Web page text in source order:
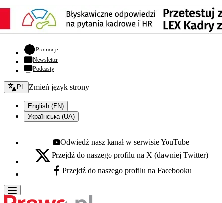
Promocje- otwiera się w nowej karcie
Newsletter
Podcasty
Zmień język - bieżący:
PL Zmień język strony
English (EN)
Українська (UA)
Youtube - otwiera się w nowej karcie
Odwiedź nasz kanał w serwisie YouTube
X - otwiera się w nowej karcie
Przejdź do naszego profilu na X (dawniej Twitter)
Facebook - otwiera się w nowej karcie
Przejdź do naszego profilu na Facebooku